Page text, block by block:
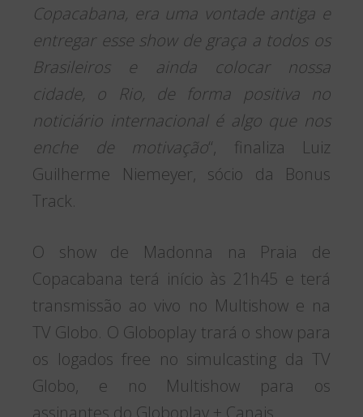
Copacabana, era uma vontade antiga e
entregar esse show de graça a todos os
Brasileiros e ainda colocar nossa
cidade, o Rio, de forma positiva no
noticiário internacional é algo que nos
enche de motivação“, finaliza Luiz
Guilherme Niemeyer, sócio da Bonus
Track.
O show de Madonna na Praia de
Copacabana terá início às 21h45 e terá
transmissão ao vivo no Multishow e na
TV Globo. O Globoplay trará o show para
os logados free no simulcasting da TV
Globo, e no Multishow para os